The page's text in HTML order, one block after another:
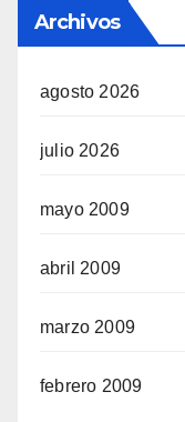
Archivos
agosto 2026
julio 2026
mayo 2009
abril 2009
marzo 2009
febrero 2009